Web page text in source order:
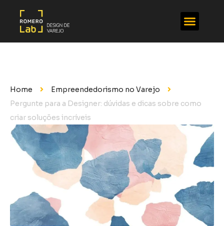
Home
Empreendedorismo no Varejo
Pergunte para a Designer: dúvidas e dicas sobre como
criar soluções incríveis